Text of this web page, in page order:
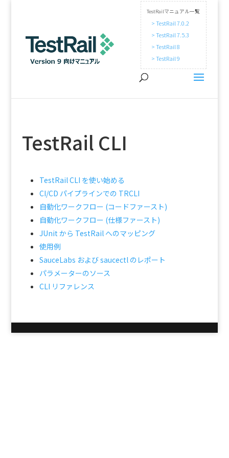
TestRailマニュアル一覧
> TestRail 7.0.2
> TestRail 7.5.3
> TestRail 8
> TestRail 9
TestRail CLI
TestRail CLI を使い始める
CI/CD パイプラインでの TRCLI
自動化ワークフロー (コードファースト)
自動化ワークフロー (仕様ファースト)
JUnit から TestRail へのマッピング
使用例
SauceLabs および saucectl のレポート
パラメーターのソース
CLI リファレンス